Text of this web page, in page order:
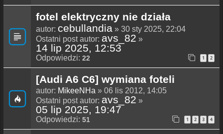
fotel elektryczny nie działa
autor: cebullandia » 30 sty 2025, 22:04
Ostatni post autor: avs_82 »
14 lip 2025, 12:53
Odpowiedzi: 22 1 2
[Audi A6 C6] wymiana foteli
autor: MikeeNHa » 06 lis 2012, 14:05
Ostatni post autor: avs_82 »
05 lip 2025, 19:47
Odpowiedzi: 51 1 2 3 4